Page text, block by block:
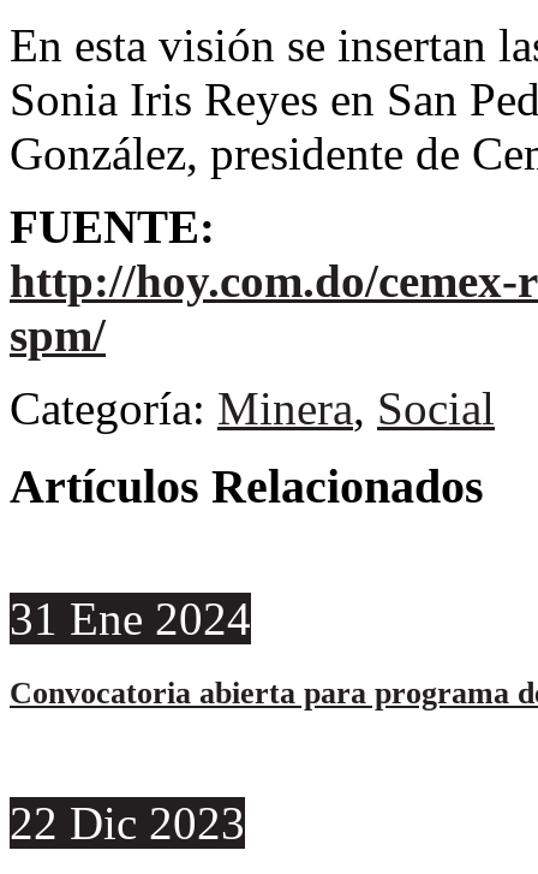
En esta visión se insertan
Sonia Iris Reyes en San
González, presidente de
FUENTE:
http://hoy.com.do/
spm/
Categoría: Minera, Social
Artículos Relacionados
31 Ene 2024
Convocatoria abierta para programa
22 Dic 2023